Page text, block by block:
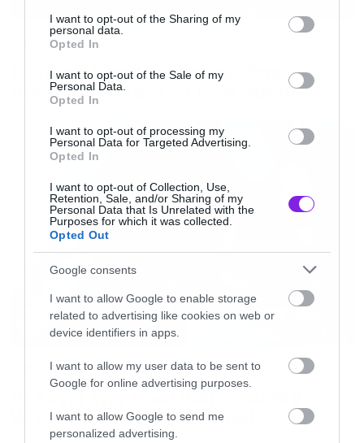
not limited to your visit or usage behaviour. You may click to
grant or deny consent to Google and its third-party tags to
use your data for below specified purposes in below Google
consent section.
I want to opt-out of the Sharing of my
personal data.
Opted In
I want to opt-out of the Sale of my
Personal Data.
Opted In
I want to opt-out of processing my
Personal Data for Targeted Advertising.
Opted In
I want to opt-out of Collection, Use,
Retention, Sale, and/or Sharing of my
Personal Data that Is Unrelated with the
Purposes for which it was collected.
Opted Out
Google consents
I want to allow Google to enable storage
related to advertising like cookies on web or
device identifiers in apps.
I want to allow my user data to be sent to
Google for online advertising purposes.
I want to allow Google to send me
personalized advertising.
Ο Glenn Hughes αποσύρθηκε
από τις ζωντανές εμφανίσεις
Οι λόγοι της απόλυσης του Sid
Wilson από τους Slipknot